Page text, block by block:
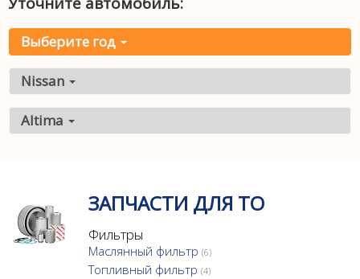
Выберите год
Nissan
Altima
ЗАПЧАСТИ ДЛЯ ТО
Фильтры
Маслянный фильтр (6)
Топливный фильтр (4)